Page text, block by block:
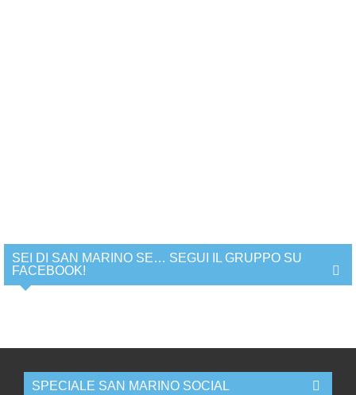
SEI DI SAN MARINO SE… SEGUI IL GRUPPO SU
FACEBOOK!
SPECIALE SAN MARINO SOCIAL